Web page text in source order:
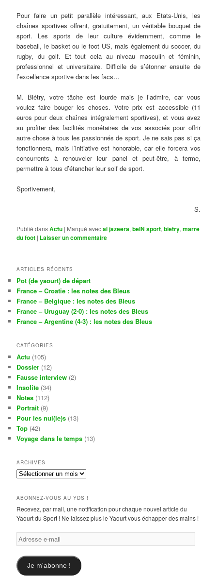
Pour faire un petit parallèle intéressant, aux Etats-Unis, les
chaînes sportives offrent, gratuitement, un véritable bouquet de
sport. Les sports de leur culture évidemment, comme le
baseball, le basket ou le foot US, mais également du soccer, du
rugby, du golf. Et tout cela au niveau masculin et féminin,
professionnel et universitaire. Difficile de s’étonner ensuite de
l’excellence sportive dans les facs…
M. Biétry, votre tâche est lourde mais je l’admire, car vous
voulez faire bouger les choses. Votre prix est accessible (11
euros pour deux chaînes intégralement sportives), et vous avez
su profiter des facilités monétaires de vos associés pour offrir
autre chose à tous les passionnés de sport. Je ne sais pas si ça
fonctionnera, mais l’initiative est honorable, car elle forcera vos
concurrents à renouveler leur panel et peut-être, à terme,
permettre à tous d’étancher leur soif de sport.
Sportivement,
S.
Publié dansActu | Marqué avecal jazeera,beIN sport,bietry,marre
du foot | Laisser un commentaire
ARTICLES RÉCENTS
Pot (de yaourt) de départ
France – Croatie : les notes des Bleus
France – Belgique : les notes des Bleus
France – Uruguay (2-0) : les notes des Bleus
France – Argentine (4-3) : les notes des Bleus
CATÉGORIES
Actu (105)
Dossier (12)
Fausse interview (2)
Insolite (34)
Notes (112)
Portrait (9)
Pour les nul(le)s (13)
Top (42)
Voyage dans le temps (13)
ARCHIVES
Archives
ABONNEZ-VOUS AU YDS !
Recevez, par mail, une notification pour chaque nouvel article du
Yaourt du Sport ! Ne laissez plus le Yaourt vous échapper des mains !
Adresse
e-
mail
Je m'abonne !